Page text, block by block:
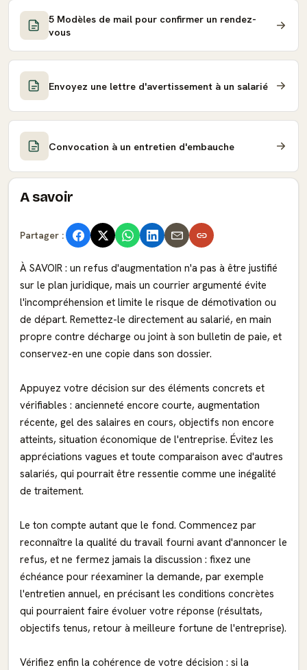
5 Modèles de mail pour confirmer un rendez-
vous
Envoyez une lettre d'avertissement à un salarié
Convocation à un entretien d'embauche
A savoir
Partager :
À SAVOIR : un refus d'augmentation n'a pas à être justifié
sur le plan juridique, mais un courrier argumenté évite
l'incompréhension et limite le risque de démotivation ou
de départ. Remettez-le directement au salarié, en main
propre contre décharge ou joint à son bulletin de paie, et
conservez-en une copie dans son dossier.
Appuyez votre décision sur des éléments concrets et
vérifiables : ancienneté encore courte, augmentation
récente, gel des salaires en cours, objectifs non encore
atteints, situation économique de l'entreprise. Évitez les
appréciations vagues et toute comparaison avec d'autres
salariés, qui pourrait être ressentie comme une inégalité
de traitement.
Le ton compte autant que le fond. Commencez par
reconnaître la qualité du travail fourni avant d'annoncer le
refus, et ne fermez jamais la discussion : fixez une
échéance pour réexaminer la demande, par exemple
l'entretien annuel, en précisant les conditions concrètes
qui pourraient faire évoluer votre réponse (résultats,
objectifs tenus, retour à meilleure fortune de l'entreprise).
Vérifiez enfin la cohérence de votre décision : si la